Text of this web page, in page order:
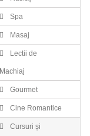
Spa
Masaj
Lectii de
Machiaj
Gourmet
Cine Romantice
Cursuri și